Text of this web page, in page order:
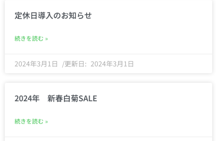
定休日導入のお知らせ
続きを読む »
2024年3月1日 2024年3月1日
2024年 新春白菊SALE
続きを読む »